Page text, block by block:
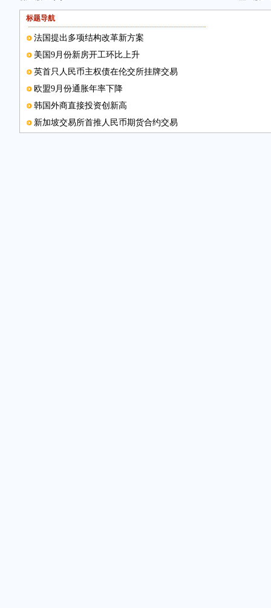
标题导航
法国提出多项结构改革新方案
美国9月份新房开工环比上升
英首只人民币主权债在伦交所挂牌交易
欧盟9月份通胀年率下降
韩国外商直接投资创新高
新加坡交易所首推人民币期货合约交易